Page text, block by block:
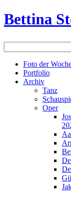
Bettina
Foto der
Portfolio
Archiv
Tanz
Oper